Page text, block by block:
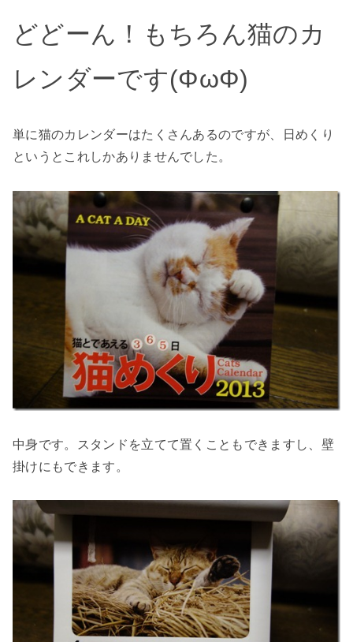
どどーん！もちろん猫のカ
レンダーです(ΦωΦ)
単に猫のカレンダーはたくさんあるのですが、日めくり
というとこれしかありませんでした。
中身です。スタンドを立てて置くこともできますし、壁
掛けにもできます。